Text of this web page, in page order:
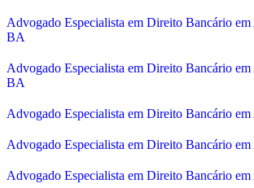
Advogado Especialista em Direito Bancário
BA
Advogado Especialista em Direito Bancário
BA
Advogado Especialista em Direito Bancário
Advogado Especialista em Direito Bancário
Advogado Especialista em Direito Bancário